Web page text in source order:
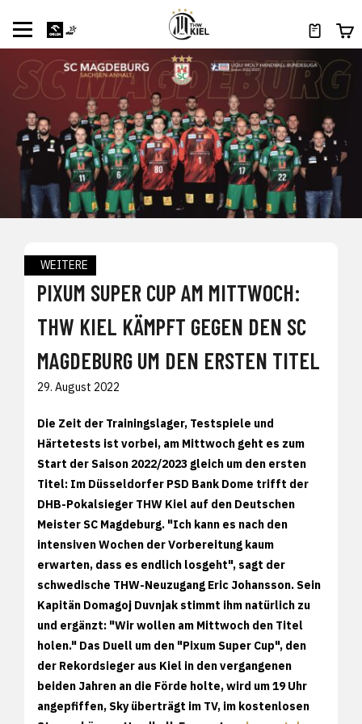
WEITERE
PIXUM SUPER CUP AM MITTWOCH:
THW KIEL KÄMPFT GEGEN DEN SC
MAGDEBURG UM DEN ERSTEN TITEL
29. August 2022
Die Zeit der Trainingslager, Testspiele und
Härtetests ist vorbei, am Mittwoch geht es zum
Start der Saison 2022/2023 gleich um den ersten
Titel: Im Düsseldorfer PSD Bank Dome trifft der
DHB-Pokalsieger THW Kiel auf den Deutschen
Meister SC Magdeburg. "Ich kann es nach den
intensiven Wochen der Vorbereitung kaum
erwarten, dass es endlich losgeht", sagt der
schwedische THW-Neuzugang Eric Johansson. Sein
Kapitän Domagoj Duvnjak stimmt ihm natürlich zu
und ergänzt: "Wir wollen am Mittwoch den Titel
holen." Das Duell um den "Pixum Super Cup", den
der Rekordsieger aus Kiel in den vergangenen
beiden Jahren an die Förde holte, wird um 19 Uhr
angepfiffen, Sky überträgt im TV, im kostenlosen